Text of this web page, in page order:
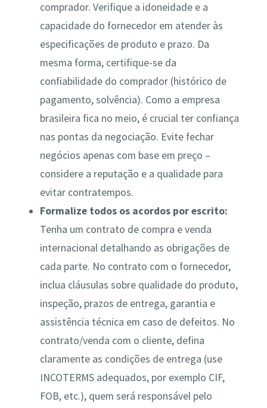
comprador. Verifique a idoneidade e a
capacidade do fornecedor em atender às
especificações de produto e prazo. Da
mesma forma, certifique-se da
confiabilidade do comprador (histórico de
pagamento, solvência). Como a empresa
brasileira fica no meio, é crucial ter confiança
nas pontas da negociação. Evite fechar
negócios apenas com base em preço –
considere a reputação e a qualidade para
evitar contratempos.
Formalize todos os acordos por escrito:
Tenha um contrato de compra e venda
internacional detalhando as obrigações de
cada parte. No contrato com o fornecedor,
inclua cláusulas sobre qualidade do produto,
inspeção, prazos de entrega, garantia e
assistência técnica em caso de defeitos​. No
contrato/venda com o cliente, defina
claramente as condições de entrega (use
INCOTERMS adequados, por exemplo CIF,
FOB, etc.), quem será responsável pelo